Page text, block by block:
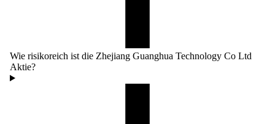
Wie risikoreich ist die Zhejiang Guanghua Technology Co Ltd
Aktie?